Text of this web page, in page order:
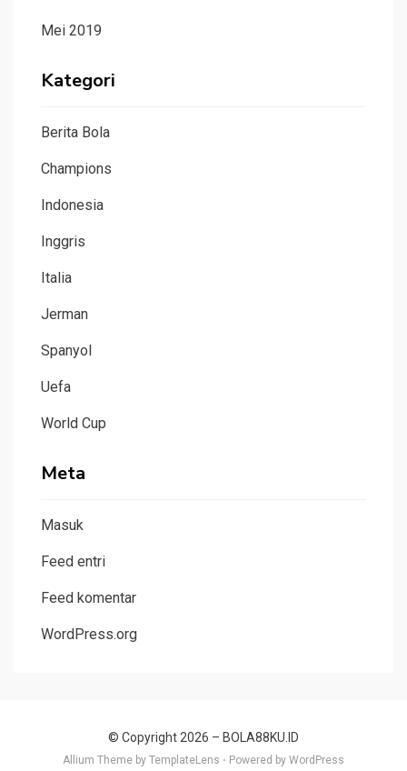
Mei 2019
Kategori
Berita Bola
Champions
Indonesia
Inggris
Italia
Jerman
Spanyol
Uefa
World Cup
Meta
Masuk
Feed entri
Feed komentar
WordPress.org
© Copyright 2026 – BOLA88KU.ID
Allium Theme by TemplateLens ⋅ Powered by WordPress